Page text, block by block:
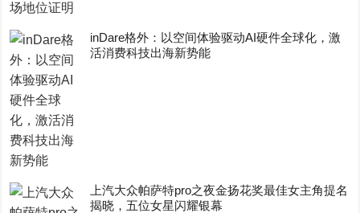
inDare格外：以空间体验驱动AI硬件全球化，激
活消费科技出海新势能
上汽大众帕萨特pro之夜金扬花奖最佳女主角提名
揭晓，五位女星闪耀银幕